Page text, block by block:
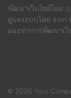
พัฒนาเว็บไซต์โดย
ดูแลระบบโดย อ.ภ
แนะนำการพัฒนาเว็
© 2026 Your